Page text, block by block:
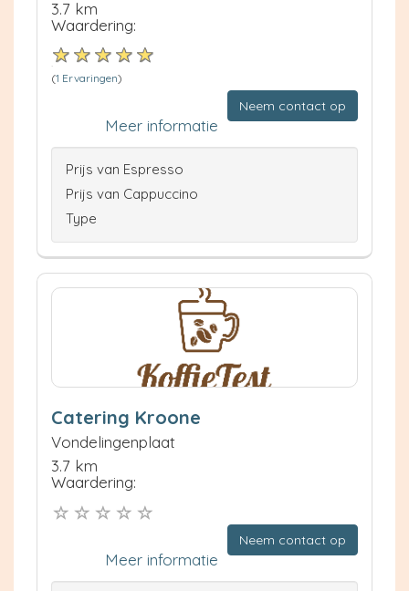
3.7 km
Waardering:
(1 Ervaringen)
Neem contact op
Meer informatie
Prijs van Espresso
Prijs van Cappuccino
Type
Catering Kroone
Vondelingenplaat
3.7 km
Waardering:
Neem contact op
Meer informatie